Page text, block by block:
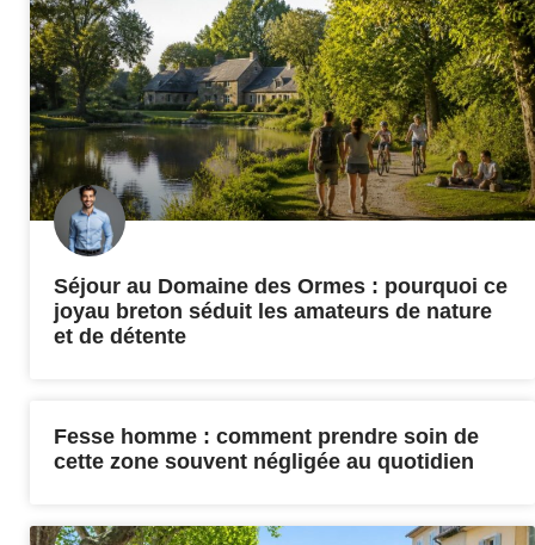
Séjour au Domaine des Ormes : pourquoi ce
joyau breton séduit les amateurs de nature
et de détente
Fesse homme : comment prendre soin de
cette zone souvent négligée au quotidien